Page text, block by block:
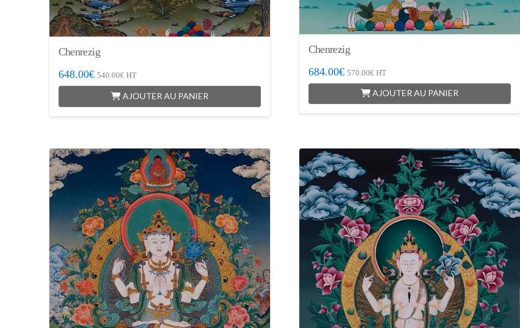
Chenrezig
648.00€ 540.00€HT
AJOUTER AU PANIER
Chenrezig
684.00€ 570.00€HT
AJOUTER AU PANIER